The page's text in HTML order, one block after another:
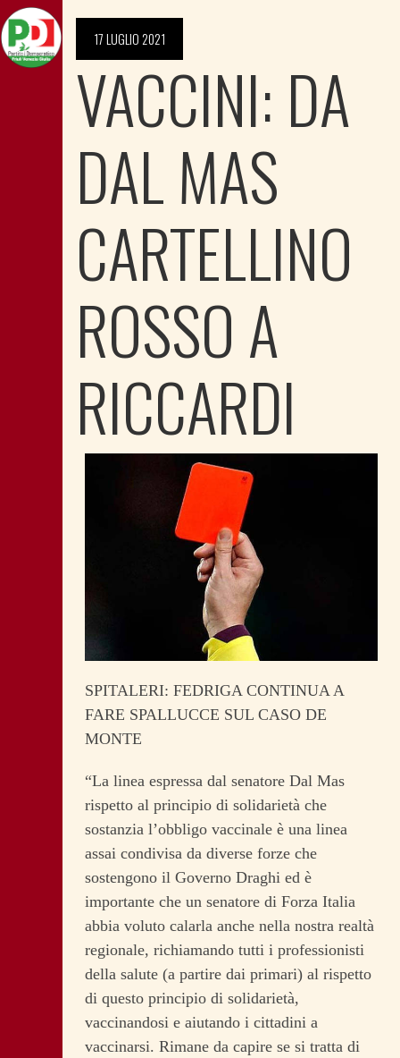
17 LUGLIO 2021
VACCINI: DA
DAL MAS
CARTELLINO
ROSSO A
RICCARDI
SPITALERI: FEDRIGA CONTINUA A
FARE SPALLUCCE SUL CASO DE
MONTE
“La linea espressa dal senatore Dal Mas
rispetto al principio di solidarietà che
sostanzia l’obbligo vaccinale è una linea
assai condivisa da diverse forze che
sostengono il Governo Draghi ed è
importante che un senatore di Forza Italia
abbia voluto calarla anche nella nostra realtà
regionale, richiamando tutti i professionisti
della salute (a partire dai primari) al rispetto
di questo principio di solidarietà,
vaccinandosi e aiutando i cittadini a
vaccinarsi. Rimane da capire se si tratta di